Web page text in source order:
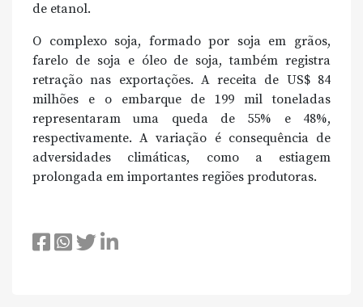
de etanol.
O complexo soja, formado por soja em grãos,
farelo de soja e óleo de soja, também registra
retração nas exportações. A receita de US$ 84
milhões e o embarque de 199 mil toneladas
representaram uma queda de 55% e 48%,
respectivamente. A variação é consequência de
adversidades climáticas, como a estiagem
prolongada em importantes regiões produtoras.